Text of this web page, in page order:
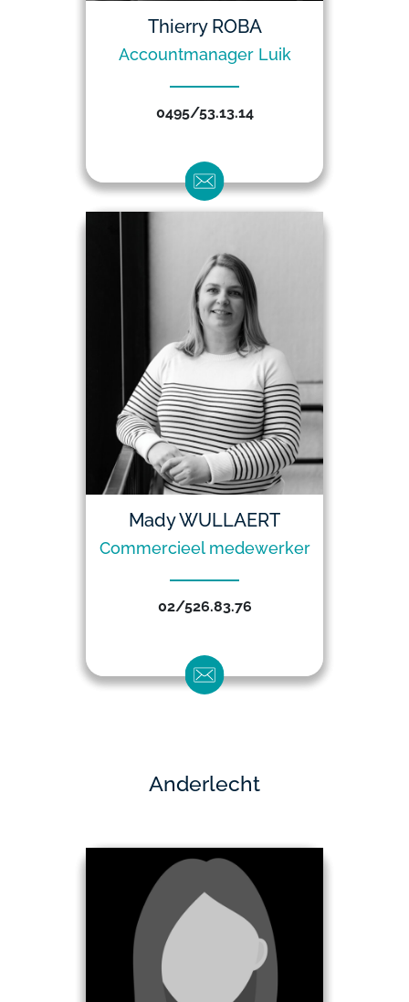
Thierry ROBA
Accountmanager Luik
0495/53.13.14
Mady WULLAERT
Commercieel medewerker
02/526.83.76
Anderlecht